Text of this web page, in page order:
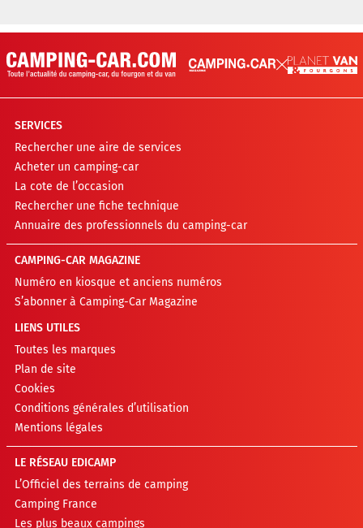
SERVICES
Rechercher une aire de services
Acheter un camping-car
La cote de l’occasion
Rechercher une fiche technique
Annuaire des professionnels du camping-car
CAMPING-CAR MAGAZINE
Numéro en kiosque et anciens numéros
S’abonner à Camping-Car Magazine
LIENS UTILES
Toutes les marques
Plan de site
Cookies
Conditions générales d’utilisation
Mentions légales
LE RÉSEAU EDICAMP
L’Officiel des terrains de camping
Camping France
Les plus beaux campings